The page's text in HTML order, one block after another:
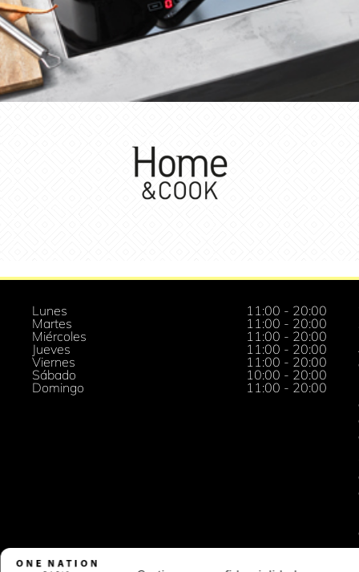
Lunes
11:00 - 20:00
Martes
11:00 - 20:00
Miércoles
11:00 - 20:00
Jueves
11:00 - 20:00
Viernes
11:00 - 20:00
Sábado
10:00 - 20:00
Domingo
11:00 - 20:00